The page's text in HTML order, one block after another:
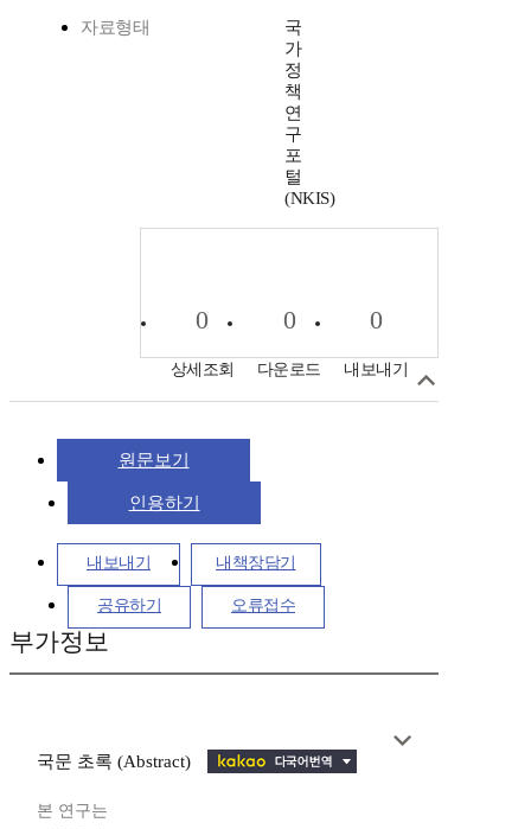
자료형태
국
가
정
책
연
구
포
털
(NKIS)
0
상세조회
0
다운로드
0
내보내기
원문보기
인용하기
내보내기 내책장담기
공유하기 오류접수
부가정보
국문 초록 (Abstract)
본 연구는